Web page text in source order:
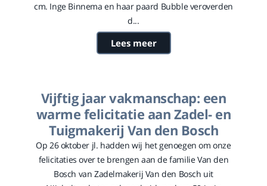
cm. Inge Binnema en haar paard Bubble veroverden
d...
Lees meer
Vijftig jaar vakmanschap: een
warme felicitatie aan Zadel- en
Tuigmakerij Van den Bosch
Op 26 oktober jl. hadden wij het genoegen om onze
felicitaties over te brengen aan de familie Van den
Bosch van Zadelmakerij Van den Bosch uit